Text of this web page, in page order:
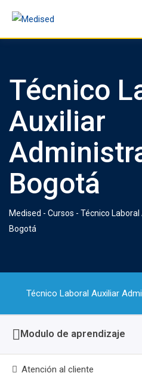
Técnico
Auxiliar
Bogotá
Medised - Cursos - Técnico
Bogotá
Técnico Laboral Auxiliar
Modulo de aprendizaje
Atención al cliente
Estimada Comunidad Estudiantil
informamos que hemos
pueden estar utilizando
o información de nuestra
para engañar a otros y obtener
personales.
Por favor, tomen las siguientes
precauciones:
💙 Verifiquen la fuente:
nuestras cuentas oficiales. los
con dominio, no con @gmail.com
💙 Reporten actividades
reciben mensajes
infórmennos de inmediato.